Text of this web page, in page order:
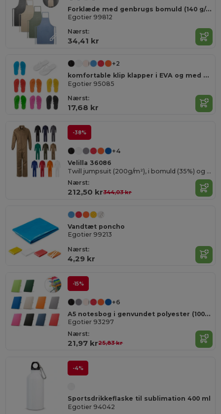
Forklæde med genbrugs bomuld (140 g/m²)
Egotier 99812
Nærst:
34,41 kr
+2
komfortable klip klapper i EVA og med PVC rem
Egotier 95085
Nærst:
17,68 kr
-38%
+4
Velilla 36086
Twill jumpsuit (200g/m²), i bomuld (35%) og polyester (65%)
Nærst:
212,50 kr344,03 kr
Vandtæt poncho
Egotier 99213
Nærst:
4,29 kr
-15%
+6
A5 notesbog i genvundet polyester (100% rPET) linjeret sider
Egotier 93297
Nærst:
21,97 kr25,83 kr
-4%
Sportsdrikkeflaske til sublimation 400 ml
Egotier 94042